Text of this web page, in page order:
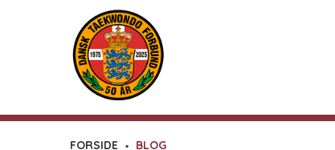
FORSIDE BLOG